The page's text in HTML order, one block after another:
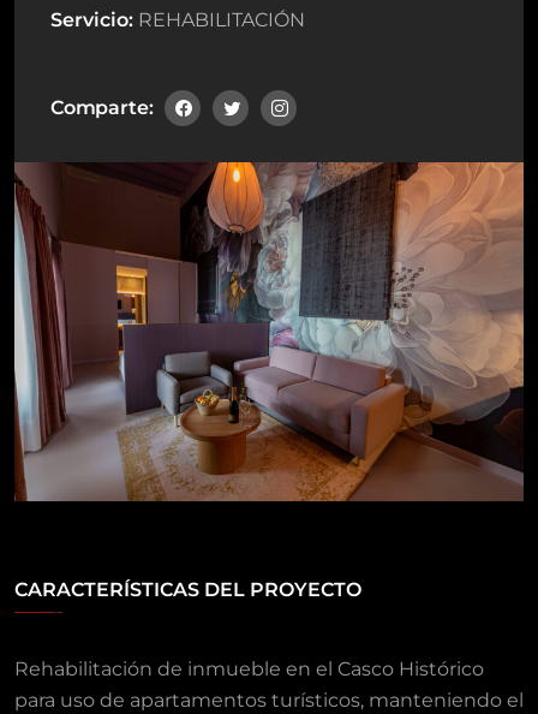
CARACTERÍSTICAS DEL PROYECTO
Rehabilitación de inmueble en el Casco Histórico
para uso de apartamentos turísticos, manteniendo el
Servicio: REHABILITACIÓN
Comparte: